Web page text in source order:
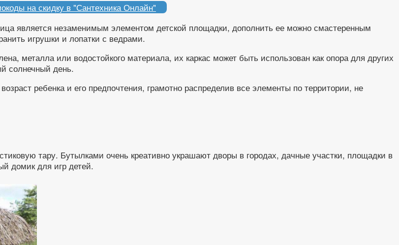
на скидку в "Сантехника Онлайн"
является незаменимым элементом детской площадки, дополнить ее можно смастеренным
игрушки и лопатки с ведрами.
металла или водостойкого материала, их каркас может быть использован как опора для других
солнечный день.
ребенка и его предпочтения, грамотно распределив все элементы по территории, не
тару. Бутылками очень креативно украшают дворы в городах, дачные участки, площадки в
домик для игр детей.